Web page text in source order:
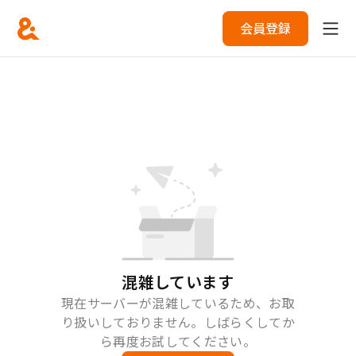
会員登録
混雑しています
現在サーバーが混雑しているため、お取
り扱いしておりません。しばらくしてか
ら再度お試してください。